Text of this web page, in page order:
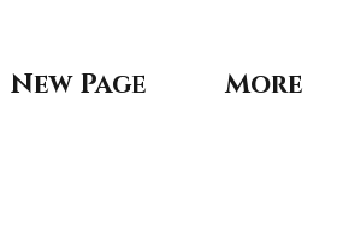
New Page More